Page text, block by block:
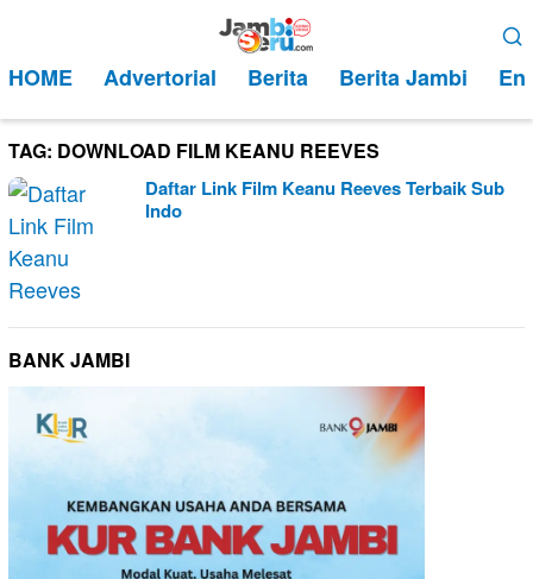
kontenMobile
HOME Advertorial Berita Berita Jambi
TAG: DOWNLOAD FILM KEANU REEVES
Daftar Link Film Keanu Reeves Terbaik Sub
Indo
BANK JAMBI